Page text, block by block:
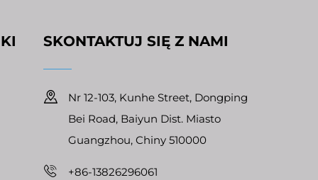
SKONTAKTUJ SIĘ Z NAMI
Nr 12-103, Kunhe Street, Dongping
Bei Road, Baiyun Dist. Miasto
Guangzhou, Chiny 510000
+86-13826296061